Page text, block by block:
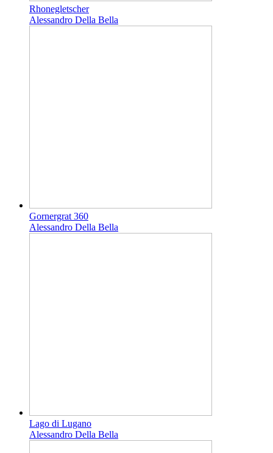
Rhonegletscher
Alessandro Della Bella
Gornergrat 360
Alessandro Della Bella
Lago di Lugano
Alessandro Della Bella